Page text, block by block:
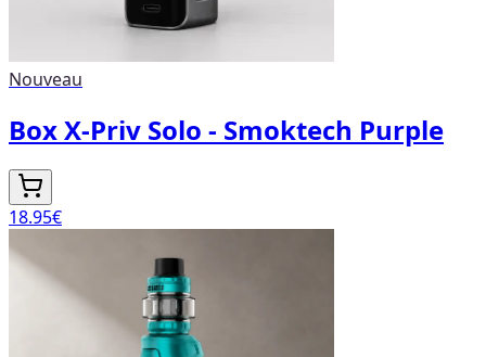
Nouveau
Box X-Priv Solo - Smoktech Purple
18.95€